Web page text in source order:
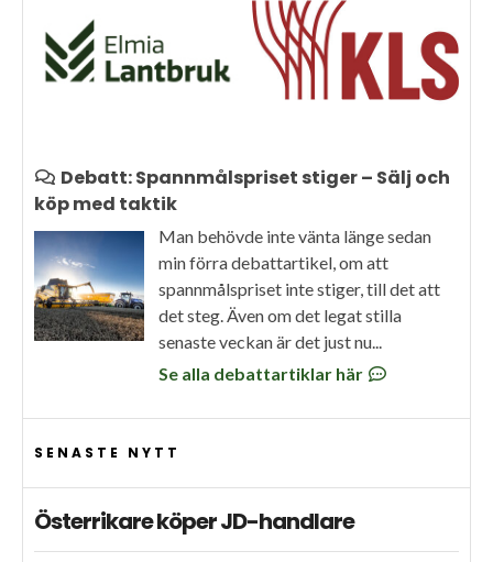
Debatt: Spannmålspriset stiger – Sälj och
köp med taktik
Man behövde inte vänta länge sedan
min förra debattartikel, om att
spannmålspriset inte stiger, till det att
det steg. Även om det legat stilla
senaste veckan är det just nu...
Se alla debattartiklar här
SENASTE NYTT
Österrikare köper JD-handlare